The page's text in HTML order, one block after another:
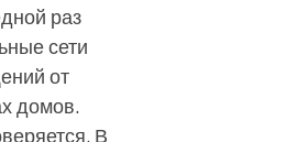
раз
сети
от
домов.
В